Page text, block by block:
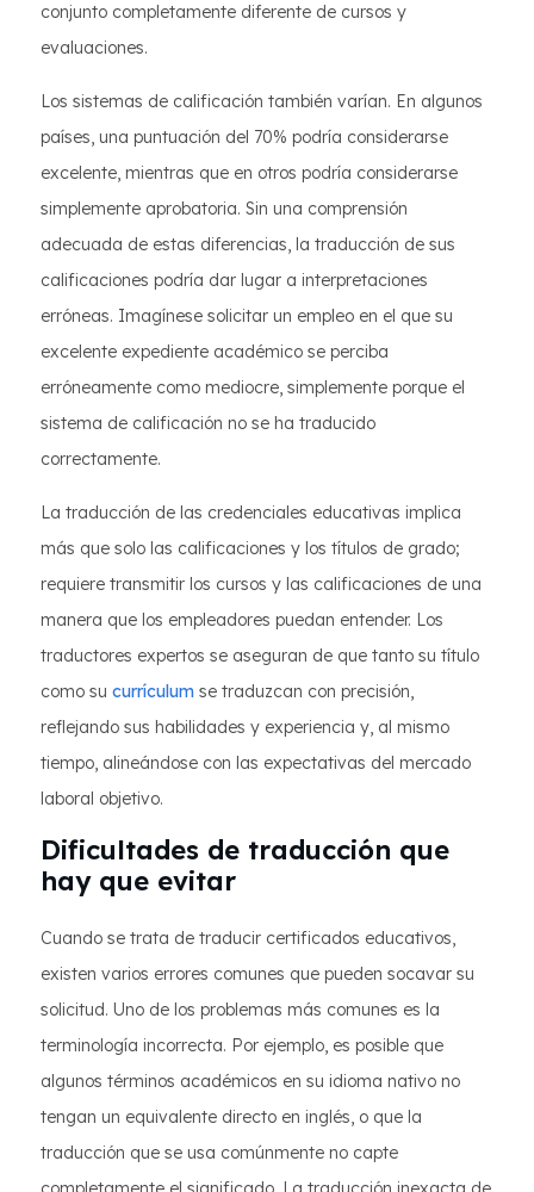
conjunto completamente diferente de cursos y
evaluaciones.
Los sistemas de calificación también varían. En algunos
países, una puntuación del 70% podría considerarse
excelente, mientras que en otros podría considerarse
simplemente aprobatoria. Sin una comprensión
adecuada de estas diferencias, la traducción de sus
calificaciones podría dar lugar a interpretaciones
erróneas. Imagínese solicitar un empleo en el que su
excelente expediente académico se perciba
erróneamente como mediocre, simplemente porque el
sistema de calificación no se ha traducido
correctamente.
La traducción de las credenciales educativas implica
más que solo las calificaciones y los títulos de grado;
requiere transmitir los cursos y las calificaciones de una
manera que los empleadores puedan entender. Los
traductores expertos se aseguran de que tanto su título
como su currículum se traduzcan con precisión,
reflejando sus habilidades y experiencia y, al mismo
tiempo, alineándose con las expectativas del mercado
laboral objetivo.
Dificultades de traducción que
hay que evitar
Cuando se trata de traducir certificados educativos,
existen varios errores comunes que pueden socavar su
solicitud. Uno de los problemas más comunes es la
terminología incorrecta. Por ejemplo, es posible que
algunos términos académicos en su idioma nativo no
tengan un equivalente directo en inglés, o que la
traducción que se usa comúnmente no capte